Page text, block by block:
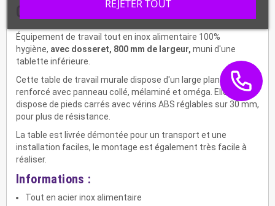
Équipement de travail tout en inox alimentaire 100%
hygiène, avec dosseret, 800 mm de largeur, muni d'une
tablette inférieure.
Cette table de travail murale dispose d'un large plan de travail
renforcé avec panneau collé, mélaminé et oméga. Elle
dispose de pieds carrés avec vérins ABS réglables sur 30 mm,
pour plus de résistance.
La table est livrée démontée pour un transport et une
installation faciles, le montage est également très facile à
réaliser.
Informations :
Tout en acier inox alimentaire
REJETER TOUT